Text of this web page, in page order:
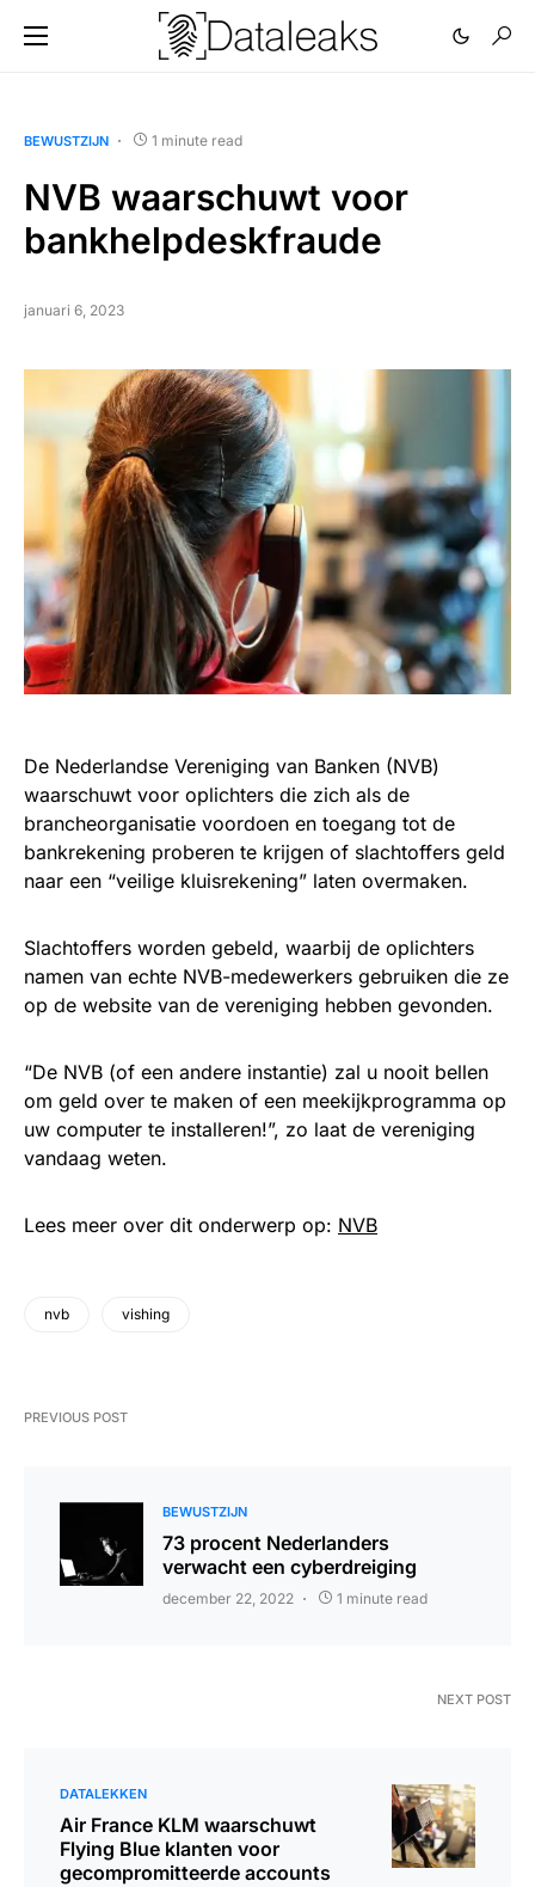
BEWUSTZIJN 1 minute read
NVB waarschuwt voor
bankhelpdeskfraude
januari 6, 2023
De Nederlandse Vereniging van Banken (NVB)
waarschuwt voor oplichters die zich als de
brancheorganisatie voordoen en toegang tot de
bankrekening proberen te krijgen of slachtoffers geld
naar een “veilige kluisrekening” laten overmaken.
Slachtoffers worden gebeld, waarbij de oplichters
namen van echte NVB-medewerkers gebruiken die ze
op de website van de vereniging hebben gevonden.
“De NVB (of een andere instantie) zal u nooit bellen
om geld over te maken of een meekijkprogramma op
uw computer te installeren!”, zo laat de vereniging
vandaag weten.
Lees meer over dit onderwerp op: NVB
nvb vishing
PREVIOUS POST
BEWUSTZIJN
73 procent Nederlanders
verwacht een cyberdreiging
december 22, 2022 1 minute read
NEXT POST
DATALEKKEN
Air France KLM waarschuwt
Flying Blue klanten voor
gecompromitteerde accounts